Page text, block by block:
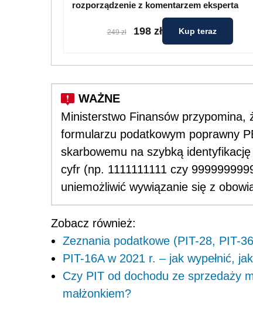
rozporządzenie z komentarzem eksperta
249 zł 198 zł Kup teraz
Ministerstwo Finansów przypomina,
formularzu podatkowym poprawny
skarbowemu na szybką
cyfr (np. 1111111111 czy
uniemożliwić wywiązanie się z
Zobacz również:
Zeznania podatkowe (PIT-28, PIT-
PIT-16A w 2021 r. – jak wypełnić,
Czy PIT od dochodu ze sprzedaży
małżonkiem?